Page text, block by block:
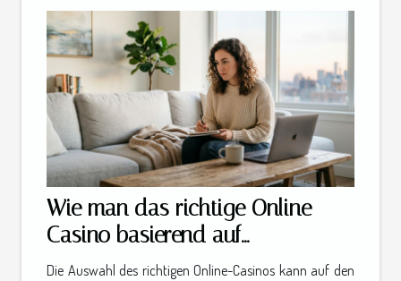
Wie man das richtige Online-
Casino basierend auf
Benutzererfahrungen wählt
Die Auswahl des richtigen Online-Casinos kann auf den